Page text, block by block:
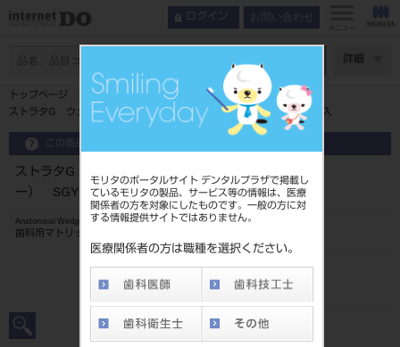
モリタのポータルサイト デンタルプラザで掲載し
ているモリタの製品、サービス等の情報は、医療
関係者の方を対象にしたものです。一般の方に対
する情報提供サイトではありません。
医療関係者の方は職種を選択ください。
ログイン お問い合わせ
メニュー
詳細
トップページ
ストラタG ウェッジ エクストラスモール（イエロー） SGYL-M 50入
この商品に関するお問い合わせ
ストラタG ウェッジ エクストラスモール（イエロ
ー） SGYL-M 50入
Anatomical Wedges
歯科用マトリックスウェッジ
品目コード
206830104XS
JAN/EANコード
4560266553475
インデックス 使用ステップ
使用ステップ
ラインナップ